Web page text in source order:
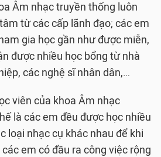
Âm nhạc truyền thống luôn
từ các cấp lãnh đạo; các em
gia học gần như được miễn,
được nhiều học bổng từ nhà
các nghệ sĩ nhân dân,…
viên của khoa Âm nhạc
là các em đều được học nhiều
loại nhạc cụ khác nhau để khi
em có đầu ra công việc rộng